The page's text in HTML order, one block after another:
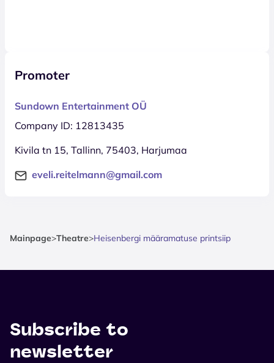
Promoter
Sundown Entertainment OÜ
Company ID: 12813435
Kivila tn 15, Tallinn, 75403, Harjumaa
eveli.reitelmann@gmail.com
Mainpage>Theatre>Heisenbergi määramatuse printsiip
Subscribe to
newsletter